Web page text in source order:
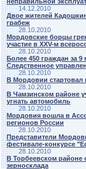
14.12.2010
Двое жителей
грабеж
28.10.2010
Мордовские борцы
участие в ХХV-м
28.10.2010
Более 450 граждан за
Следственное
28.10.2010
В Мордовии стартовал
28.10.2010
В Чамзинском районе
угнать автомобиль
28.10.2010
Мордовия вошла в
регионов России
28.10.2010
Представители
фестивале-конкурсе
28.10.2010
В Торбеевском
зерносклада